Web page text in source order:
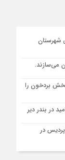
استان
و شرق ایران
شهرستان
می‌سازند.
بردخون را
در بندر دیر
پردیس در